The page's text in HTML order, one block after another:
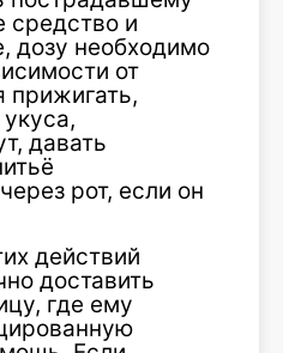
средство и
дозу необходимо
от
прижигать,
давать
рот, если он
действий
доставить
где ему